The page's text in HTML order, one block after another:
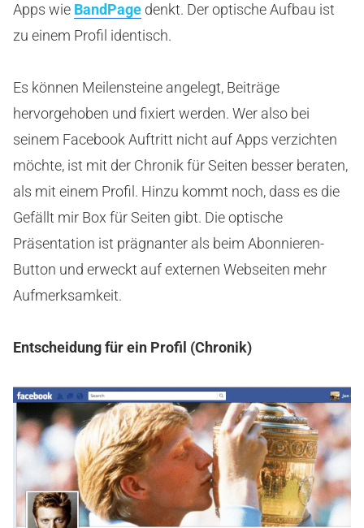
Apps wie BandPage denkt. Der optische Aufbau ist
zu einem Profil identisch.
Es können Meilensteine angelegt, Beiträge
hervorgehoben und fixiert werden. Wer also bei
seinem Facebook Auftritt nicht auf Apps verzichten
möchte, ist mit der Chronik für Seiten besser beraten,
als mit einem Profil. Hinzu kommt noch, dass es die
Gefällt mir Box für Seiten gibt. Die optische
Präsentation ist prägnanter als beim Abonnieren-
Button und erweckt auf externen Webseiten mehr
Aufmerksamkeit.
Entscheidung für ein Profil (Chronik)